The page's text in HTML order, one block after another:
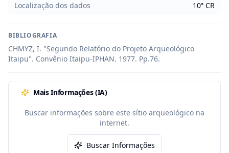
Localização dos dados
10ª CR
BIBLIOGRAFIA
CHMYZ, I. "Segundo Relatório do Projeto Arqueológico
Itaipu". Convênio Itaipu-IPHAN. 1977. Pp.76.
Mais Informações (IA)
Buscar informações sobre este sítio arqueológico na
internet.
Buscar Informações